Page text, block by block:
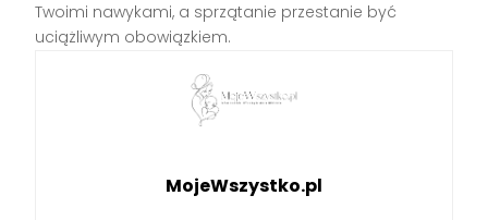
Twoimi nawykami, a sprzątanie przestanie być
uciążliwym obowiązkiem.
MojeWszystko.pl